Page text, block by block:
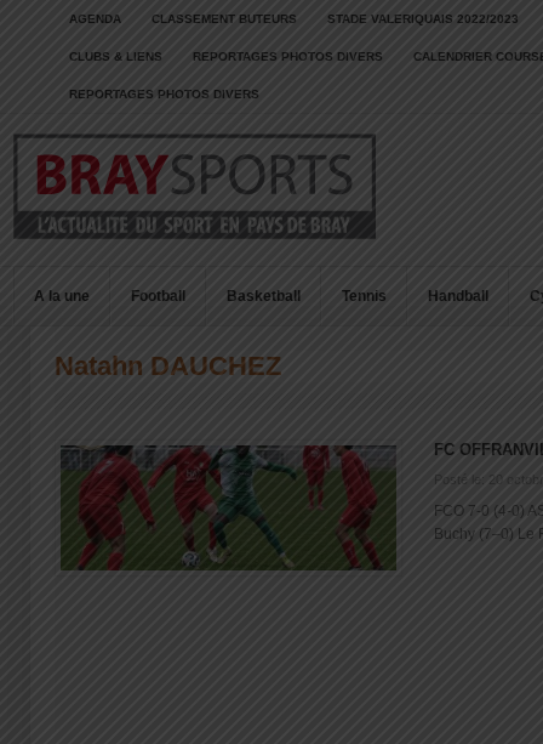
AGENDA CLASSEMENT BUTEURS STADE VALERIQUAIS 2022/2023
CLUBS & LIENS REPORTAGES PHOTOS DIVERS CALENDRIER
REPORTAGES PHOTOS DIVERS
A la une Football Basketball Tennis Handball
Natahn DAUCHEZ
FC
Posté le: 20
FCO 7-0 (4-0)
Buchy (7–0) Le